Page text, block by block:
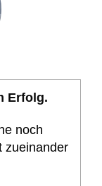
Erfolg.
noch
zueinander